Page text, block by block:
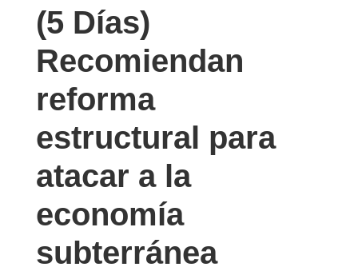
(5 Días)
Recomiendan
reforma
estructural para
atacar a la
economía
subterránea